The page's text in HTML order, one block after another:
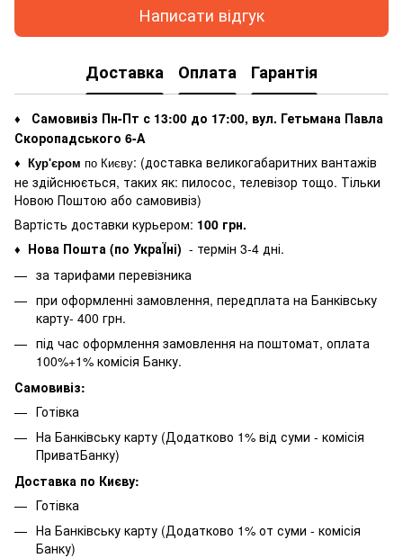
Написати відгук
Доставка Оплата Гарантія
♦
Самовивіз Пн-Пт с 13:00 до 17:00, вул. Гетьмана Павла
Скоропадського 6-А
♦ Кур'єром по Києву: (доставка великогабаритних вантажів
не здійснюється, таких як: пилосос, телевізор тощо. Тільки
Новою Поштою або самовивіз)
Вартість доставки курьером: 100 грн.
♦ Нова Пошта (по УкраЇні) - термін 3-4 дні.
за тарифами перевізника
при оформленні замовлення, передплата на Банківську
карту- 400 грн.
під час оформлення замовлення на поштомат, оплата
100%+1% комісія Банку.
Самовивіз:
Готівка
На Банківську карту (Додатково 1% від суми - комісія
ПриватБанку)
Доставка по Києву:
Готівка
На Банківську карту (Додатково 1% от суми - комісія
Банку)